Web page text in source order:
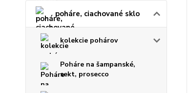
poháre, ciachované sklo
kolekcie pohárov
Poháre na šampanské,
sekt, prosecco